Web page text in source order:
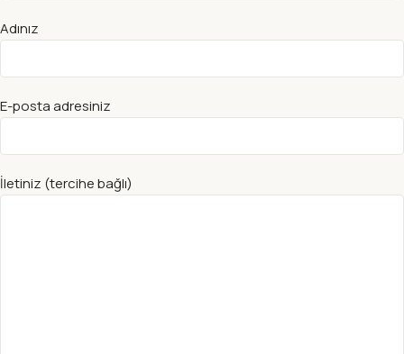
Adınız
E-posta adresiniz
İletiniz (tercihe bağlı)